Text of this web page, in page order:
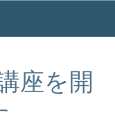
座を開